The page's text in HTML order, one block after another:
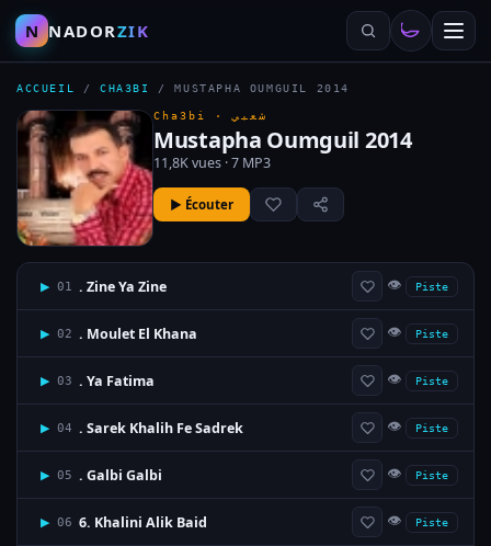
N NADORZIK
ACCUEIL /CHA3BI /MUSTAPHA OUMGUIL 2014
Cha3bi · شعبي
Mustapha Oumguil 2014
11,8K vues · 7 MP3
▶ Écouter
▶ 01 . Zine Ya Zine 👁 Piste
▶ 02 . Moulet El Khana 👁 Piste
▶ 03 . Ya Fatima 👁 Piste
▶ 04 . Sarek Khalih Fe Sadrek 👁 Piste
▶ 05 . Galbi Galbi 👁 Piste
▶ 06 6. Khalini Alik Baid 👁 Piste